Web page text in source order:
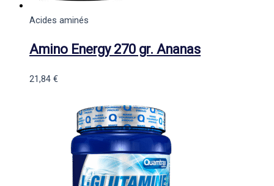
Acides aminés
Amino Energy 270 gr. Ananas
21,84 €